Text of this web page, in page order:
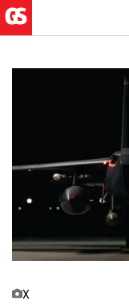
X